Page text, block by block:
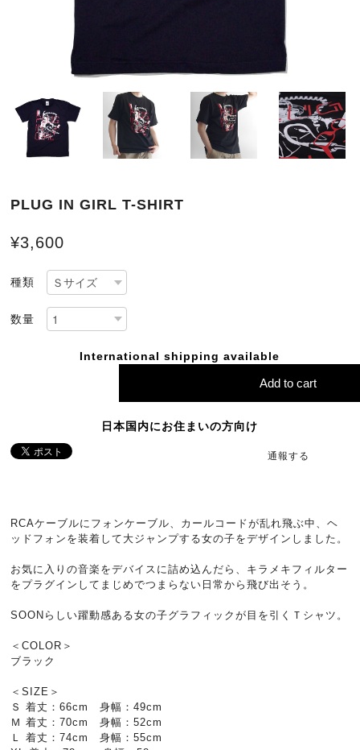
PLUG IN GIRL T-SHIRT
¥3,600
種類
数量
International shipping available
Add to cart
日本国内にお住まいの方向け
通報する
RCAケーブルにフォンケーブル、カールコードが乱れ飛ぶ中、ヘ
ッドフォンを装着して大ジャンプする女の子をデザインしました。
お気に入りの音楽をデバイスに詰め込んだら、キラメキフィルター
をプラグインしてまじめでつまらない日常から飛び出そう。
SOONらしい躍動感ある女の子グラフィックが目を引くＴシャツ。
＜COLOR＞
ブラック
＜SIZE＞
Ｓ 着丈：66cm 身幅：49cm
Ｍ 着丈：70cm 身幅：52cm
Ｌ 着丈：74cm 身幅：55cm